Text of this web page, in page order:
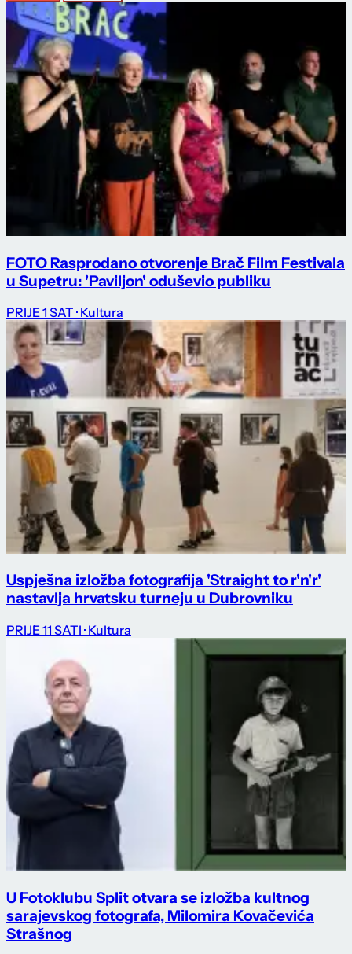
FOTO Rasprodano otvorenje Brač Film Festivala
u Supetru: 'Paviljon' oduševio publiku
PRIJE 1 SAT · Kultura
Uspješna izložba fotografija 'Straight to r'n'r'
nastavlja hrvatsku turneju u Dubrovniku
PRIJE 11 SATI · Kultura
U Fotoklubu Split otvara se izložba kultnog
sarajevskog fotografa, Milomira Kovačevića
Strašnog